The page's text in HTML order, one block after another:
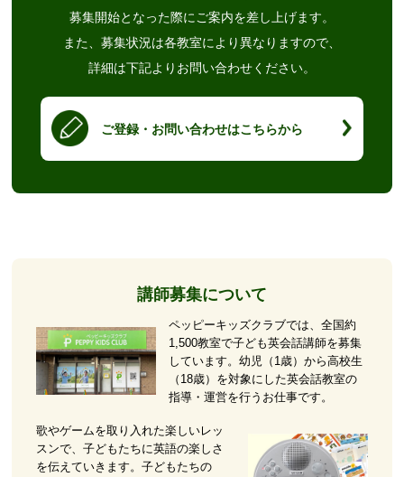
募集開始となった際にご案内を差し上げます。
また、募集状況は各教室により異なりますので、
詳細は下記よりお問い合わせください。
ご登録・お問い合わせはこちらから
講師募集について
ペッピーキッズクラブでは、全国約
1,500教室で子ども英会話講師を募集
しています。幼児（1歳）から高校生
（18歳）を対象にした英会話教室の
指導・運営を行うお仕事です。
歌やゲームを取り入れた楽しいレッ
スンで、子どもたちに英語の楽しさ
を伝えていきます。子どもたちの